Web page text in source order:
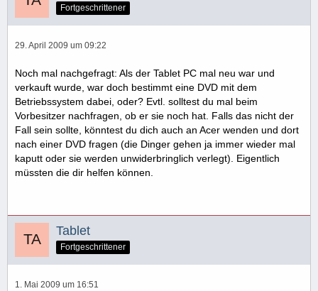
Fortgeschrittener
29. April 2009 um 09:22
Noch mal nachgefragt: Als der Tablet PC mal neu war und
verkauft wurde, war doch bestimmt eine DVD mit dem
Betriebssystem dabei, oder? Evtl. solltest du mal beim
Vorbesitzer nachfragen, ob er sie noch hat. Falls das nicht der
Fall sein sollte, könntest du dich auch an Acer wenden und dort
nach einer DVD fragen (die Dinger gehen ja immer wieder mal
kaputt oder sie werden unwiderbringlich verlegt). Eigentlich
müssten die dir helfen können.
Tablet
Fortgeschrittener
1. Mai 2009 um 16:51